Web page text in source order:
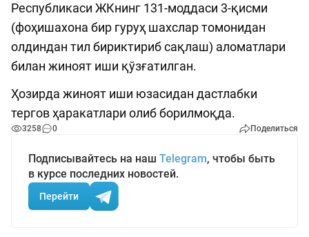
Республикаси ЖКнинг 131-моддаси 3-қисми
(фоҳишахона бир гуруҳ шахслар томонидан
олдиндан тил бириктириб сақлаш) аломатлари
билан жиноят иши қўзғатилган.
Ҳозирда жиноят иши юзасидан дастлабки
тергов ҳаракатлари олиб борилмоқда.
3258 0 Поделиться
Подписывайтесь на наш Telegram, чтобы быть
в курсе последних новостей.
Перейти